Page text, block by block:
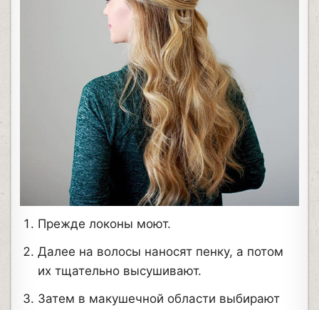
Прежде локоны моют.
Далее на волосы наносят пенку, а потом
их тщательно высушивают.
Затем в макушечной области выбирают